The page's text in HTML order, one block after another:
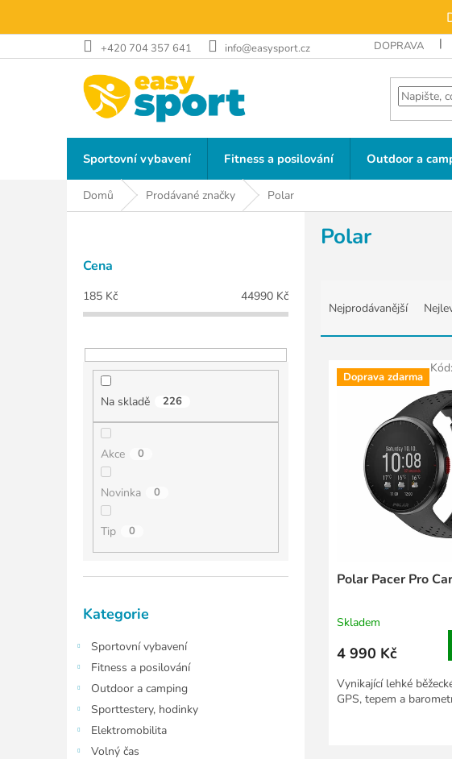
obsah
+420 704 357 641 info@easysport.cz DOPRAVA
Sportovní vybavení Fitness a posilování Outdoor a
Domů Prodávané značky Polar
P
Cena
185 Kč 44990 Kč
Na skladě 226
Akce 0
Novinka 0
Tip 0
kategorie
Kategorie
Sportovní vybavení
Fitness a posilování
Outdoor a camping
Sporttestery, hodinky
Elektromobilita
Volný čas
Polar
e
Nejprodávanější
Doprava zdarma
Polar Pacer Pro
Skladem
4 990 Kč
Vynikající lehké
GPS, tepem a
Kód: